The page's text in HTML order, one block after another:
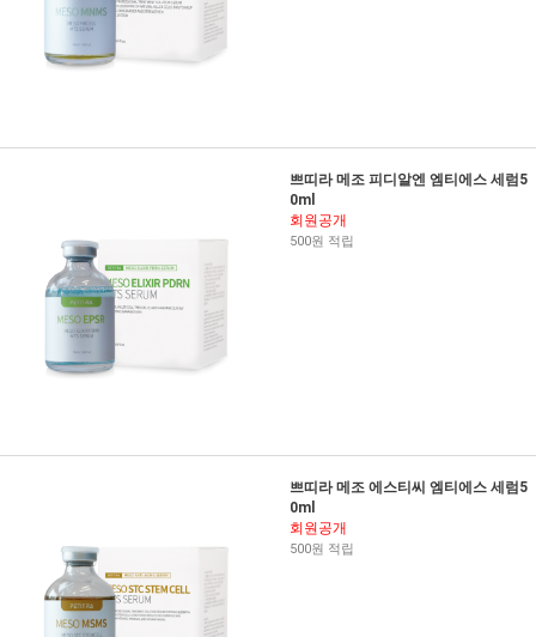
쁘띠라 메조 피디알엔 엠티에스 세럼5
0ml
회원공개
500원 적립
쁘띠라 메조 에스티씨 엠티에스 세럼5
0ml
회원공개
500원 적립